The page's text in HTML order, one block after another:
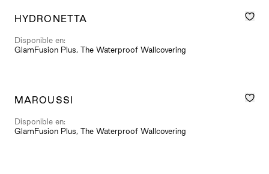
HYDRONETTA
Disponible en:
GlamFusion Plus, The Waterproof Wallcovering
MAROUSSI
Disponible en:
GlamFusion Plus, The Waterproof Wallcovering